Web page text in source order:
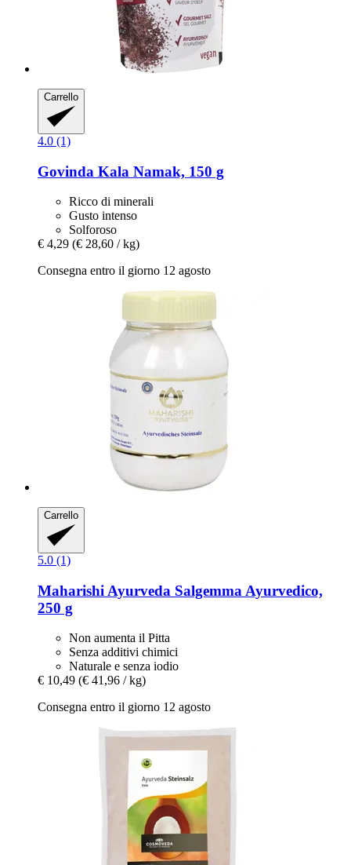
Carrello
4.0 (1)
Govinda Kala Namak, 150 g
Ricco di minerali
Gusto intenso
Solforoso
€ 4,29 (€ 28,60 / kg)
Consegna entro il giorno 12 agosto
Carrello
5.0 (1)
Maharishi Ayurveda Salgemma Ayurvedico,
250 g
Non aumenta il Pitta
Senza additivi chimici
Naturale e senza iodio
€ 10,49 (€ 41,96 / kg)
Consegna entro il giorno 12 agosto